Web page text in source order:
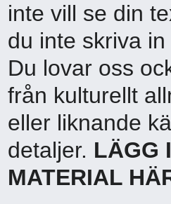
inte vill se din
du inte skriva
Du lovar oss
från kulturellt
eller liknande
detaljer. LÄGG
MATERIAL